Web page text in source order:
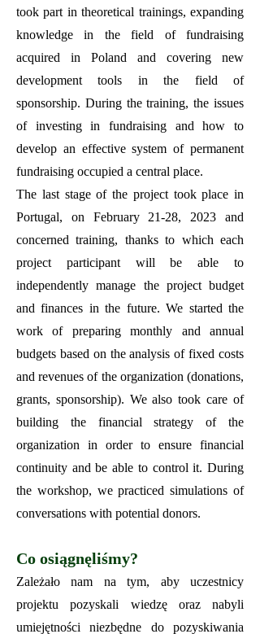
took part in theoretical trainings, expanding
knowledge in the field of fundraising
acquired in Poland and covering new
development tools in the field of
sponsorship. During the training, the issues
of investing in fundraising and how to
develop an effective system of permanent
fundraising occupied a central place.
The last stage of the project took place in
Portugal, on February 21-28, 2023 and
concerned training, thanks to which each
project participant will be able to
independently manage the project budget
and finances in the future. We started the
work of preparing monthly and annual
budgets based on the analysis of fixed costs
and revenues of the organization (donations,
grants, sponsorship). We also took care of
building the financial strategy of the
organization in order to ensure financial
continuity and be able to control it. During
the workshop, we practiced simulations of
conversations with potential donors.
Co osiągnęliśmy?
Zależało nam na tym, aby uczestnicy
projektu pozyskali wiedzę oraz nabyli
umiejętności niezbędne do pozyskiwania